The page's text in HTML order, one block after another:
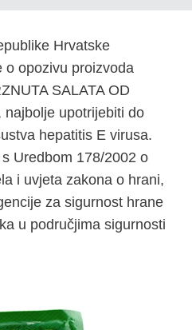
Hrvatske
o opozivu proizvoda
SALATA OD
najbolje upotrijebiti do
hepatitis E virusa.
Uredbom 178/2002 o
i uvjeta zakona o hrani,
za sigurnost hrane
u područjima sigurnosti